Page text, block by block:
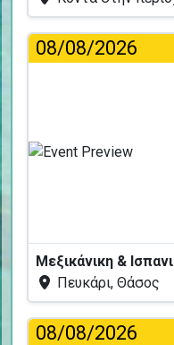
08/08/2026
Μεξικάνικη &
Πευκάρι, Θάσος
08/08/2026